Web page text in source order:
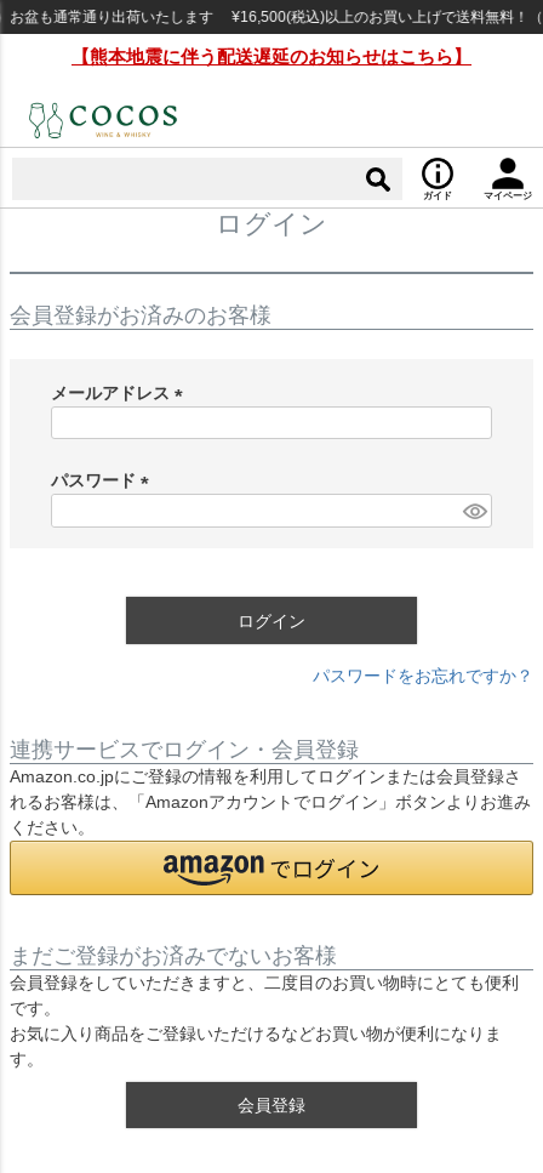
盆も通常通り出荷いたします ¥16,500(税込)以上のお買い上げで送料無料！
【熊本地震に伴う配送遅延のお知らせはこちら】
ガイド マイページ
ログイン
会員登録がお済みのお客様
メールアドレス
)
パスワード
ログイン
パスワードをお忘れですか？
連携サービスでログイン・会員登録
Amazon.co.jpにご登録の情報を利用してログインまたは会員登録さ
れるお客様は、「Amazonアカウントでログイン」ボタンよりお進み
ください。
まだご登録がお済みでないお客様
会員登録をしていただきますと、二度目のお買い物時にとても便利
です。
お気に入り商品をご登録いただけるなどお買い物が便利になりま
す。
会員登録